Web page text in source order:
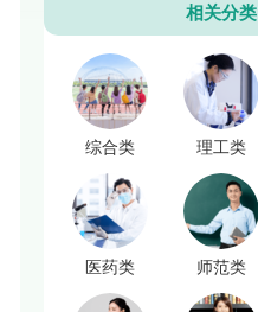
相关分类
综合类 理工类
医药类 师范类